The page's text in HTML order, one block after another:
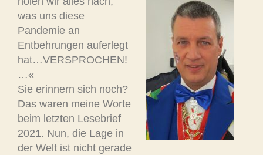
was uns diese
Pandemie an
Entbehrungen auferlegt
hat…VERSPROCHEN!
…«
Sie erinnern sich noch?
Das waren meine Worte
beim letzten Lesebrief
2021. Nun, die Lage in
der Welt ist nicht gerade